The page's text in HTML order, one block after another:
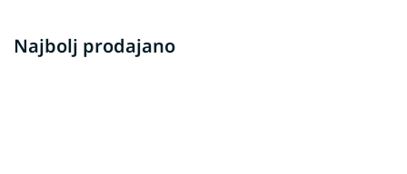
Najbolj prodajano